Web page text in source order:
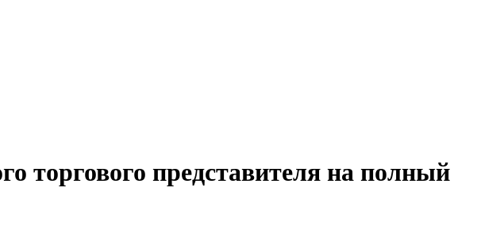
торгового представителя на полный